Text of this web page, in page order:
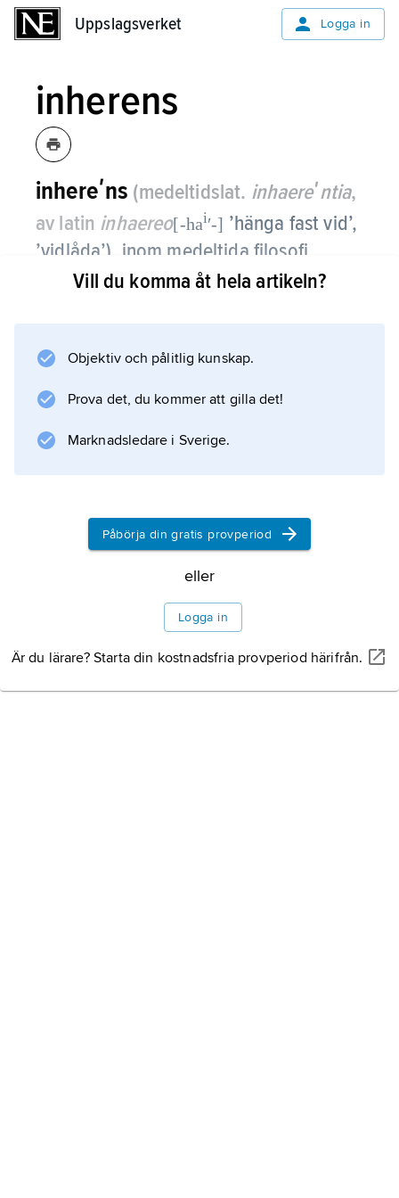
Uppslagsverket Logga in
inherens
inhereʹns (medeltidslat. inhaereʹntia,
av latin inhaereo[-haiʹ-] ’hänga fast vid’,
’vidlåda’), inom medeltida filosofi
använd fackterm för att beteckna att
för sin existens beror av något annat,
aristoteliskt präglad substans-metafysik, men i
Information om artikeln
Vill du komma åt hela artikeln?
Objektiv och pålitlig kunskap.
Prova det, du kommer att gilla det!
Marknadsledare i Sverige.
Påbörja din gratis provperiod
eller
Logga in
Är du lärare? Starta din kostnadsfria provperiod härifrån.